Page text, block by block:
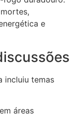
e
incluiu temas
áreas